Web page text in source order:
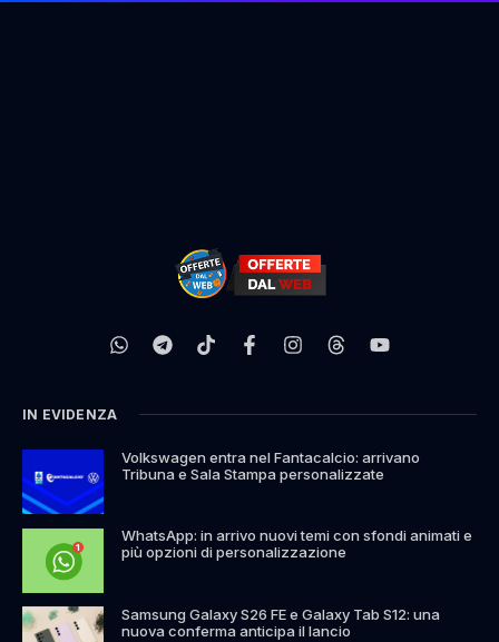
IN EVIDENZA
Volkswagen entra nel Fantacalcio: arrivano
Tribuna e Sala Stampa personalizzate
WhatsApp: in arrivo nuovi temi con sfondi animati e
più opzioni di personalizzazione
Samsung Galaxy S26 FE e Galaxy Tab S12: una
nuova conferma anticipa il lancio